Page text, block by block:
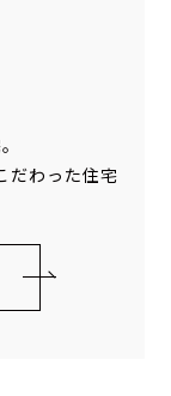
だわった住宅